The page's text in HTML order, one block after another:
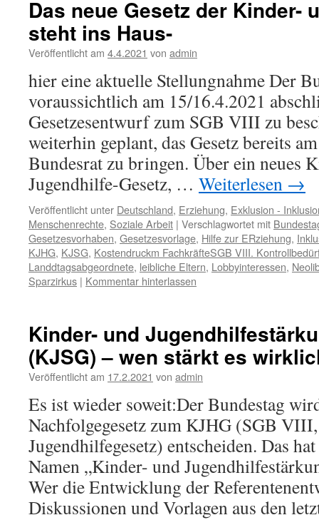
Das neue Gesetz der Kinder-
steht ins Haus-
Veröffentlicht am 4.4.2021 von admin
hier eine aktuelle Stellungnahme Der
voraussichtlich am 15/16.4.2021
Gesetzesentwurf zum SGB VIII zu
weiterhin geplant, das Gesetz bereits
Bundesrat zu bringen. Über ein neues
Jugendhilfe-Gesetz, … Weiterlesen →
Veröffentlicht unter Deutschland, Erziehung, Exklusion -
Menschenrechte, Soziale Arbeit | Verschlagwortet mit
Gesetzesvorhaben, Gesetzesvorlage, Hilfe zur ERziehung,
KJHG, KJSG, Kostendruckm FachkräfteSGB VIII.
Landdtagsabgeordnete, leibliche Eltern, Lobbyinteressen,
Sparzirkus | Kommentar hinterlassen
Kinder- und
(KJSG) – wen stärkt es
Veröffentlicht am 17.2.2021 von admin
Es ist wieder soweit:Der Bundestag
Nachfolgegesetz zum KJHG (SGB
Jugendhilfegesetz) entscheiden. Das
Namen „Kinder- und
Wer die Entwicklung der
Diskussionen und Vorlagen aus den